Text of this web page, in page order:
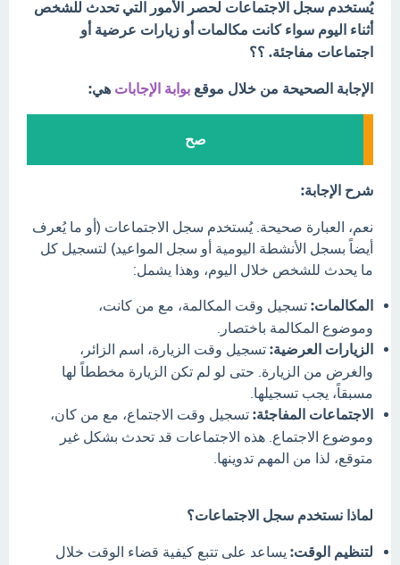
يُستخدم سجل الاجتماعات لحصر الأمور التي تحدث للشخص
أثناء اليوم سواء كانت مكالمات أو زيارات عرضية أو
اجتماعات مفاجئة. ؟؟
الإجابة الصحيحة من خلال موقع بوابة الإجابات هي:
صح
شرح الإجابة:
نعم، العبارة صحيحة. يُستخدم سجل الاجتماعات (أو ما يُعرف
أيضاً بسجل الأنشطة اليومية أو سجل المواعيد) لتسجيل كل
ما يحدث للشخص خلال اليوم، وهذا يشمل:
المكالمات: تسجيل وقت المكالمة، مع من كانت،
وموضوع المكالمة باختصار.
الزيارات العرضية: تسجيل وقت الزيارة، اسم الزائر،
والغرض من الزيارة. حتى لو لم تكن الزيارة مخططاً لها
مسبقاً، يجب تسجيلها.
الاجتماعات المفاجئة: تسجيل وقت الاجتماع، مع من كان،
وموضوع الاجتماع. هذه الاجتماعات قد تحدث بشكل غير
متوقع، لذا من المهم تدوينها.
لماذا نستخدم سجل الاجتماعات؟
لتنظيم الوقت: يساعد على تتبع كيفية قضاء الوقت خلال